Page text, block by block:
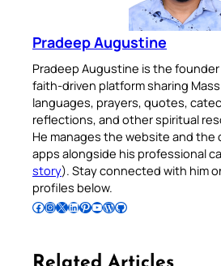
Pradeep Augustine
Pradeep Augustine is the founder
faith-driven platform sharing
languages, prayers, quotes,
reflections, and other spiritual
He manages the website and the
apps alongside his professional
story). Stay connected with him
profiles below.
Follow Pradeep on Facebook Follow Pradeep on InstagramFollow Pradeep on X Follow Pradeep on LinkedIn Follow Pradeep on Pinterest Subscribe to Pradeep’s Youtube Channel Follow Pradeep on WordPress Follow Pradeep on GitHub